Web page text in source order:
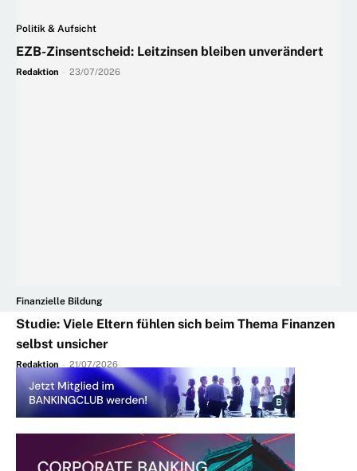
Politik & Aufsicht
EZB-Zinsentscheid: Leitzinsen bleiben unverändert
Redaktion 23/07/2026
Finanzielle Bildung
Studie: Viele Eltern fühlen sich beim Thema Finanzen
selbst unsicher
Redaktion - 21/07/2026